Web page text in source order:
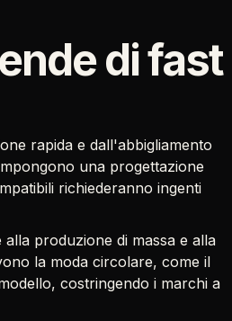
di fast
rapida e dall'abbigliamento
una progettazione
richiederanno ingenti
produzione di massa e alla
la moda circolare, come il
costringendo i marchi a